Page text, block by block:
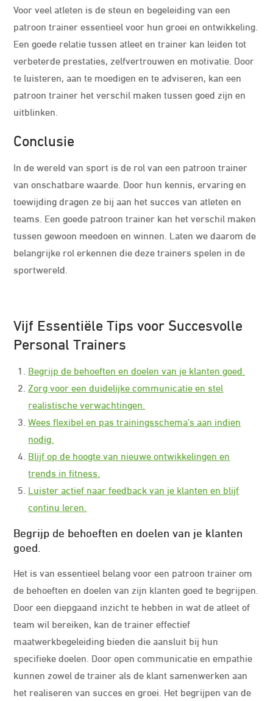
Voor veel atleten is de steun en begeleiding van een
patroon trainer essentieel voor hun groei en ontwikkeling.
Een goede relatie tussen atleet en trainer kan leiden tot
verbeterde prestaties, zelfvertrouwen en motivatie. Door
te luisteren, aan te moedigen en te adviseren, kan een
patroon trainer het verschil maken tussen goed zijn en
uitblinken.
Conclusie
In de wereld van sport is de rol van een patroon trainer
van onschatbare waarde. Door hun kennis, ervaring en
toewijding dragen ze bij aan het succes van atleten en
teams. Een goede patroon trainer kan het verschil maken
tussen gewoon meedoen en winnen. Laten we daarom de
belangrijke rol erkennen die deze trainers spelen in de
sportwereld.
Vijf Essentiële Tips voor Succesvolle
Personal Trainers
Begrijp de behoeften en doelen van je klanten goed.
Zorg voor een duidelijke communicatie en stel
realistische verwachtingen.
Wees flexibel en pas trainingsschema’s aan indien
nodig.
Blijf op de hoogte van nieuwe ontwikkelingen en
trends in fitness.
Luister actief naar feedback van je klanten en blijf
continu leren.
Begrijp de behoeften en doelen van je klanten
goed.
Het is van essentieel belang voor een patroon trainer om
de behoeften en doelen van zijn klanten goed te begrijpen.
Door een diepgaand inzicht te hebben in wat de atleet of
team wil bereiken, kan de trainer effectief
maatwerkbegeleiding bieden die aansluit bij hun
specifieke doelen. Door open communicatie en empathie
kunnen zowel de trainer als de klant samenwerken aan
het realiseren van succes en groei. Het begrijpen van de